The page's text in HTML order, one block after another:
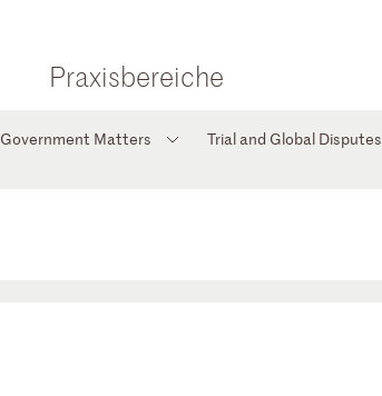
Praxisbereiche
Government Matters Trial and Global Disputes